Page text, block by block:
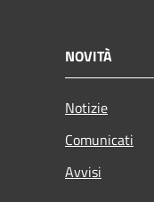
NOVITÀ
Notizie
Comunicati
Avvisi